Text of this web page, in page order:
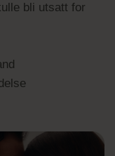
bli utsatt for